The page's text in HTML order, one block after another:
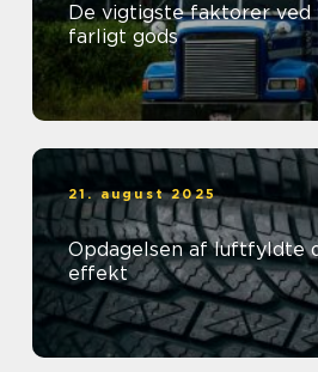
De vigtigste faktorer
farligt gods
21. august 2025
Opdagelsen af luftfyldte
effekt